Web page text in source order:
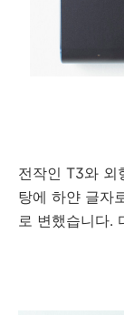
전작인 T3와 외
탕에 하얀 글자
로 변했습니다.